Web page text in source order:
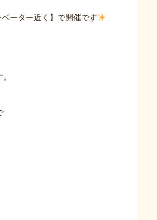
ーター近く】で開催です